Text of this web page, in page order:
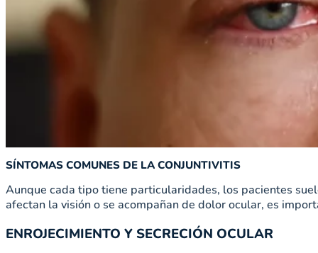
SÍNTOMAS COMUNES DE LA CONJUNTIVITIS
Aunque cada tipo tiene particularidades, los pacientes
afectan la visión o se acompañan de dolor ocular, es
ENROJECIMIENTO Y SECRECIÓN OCULAR